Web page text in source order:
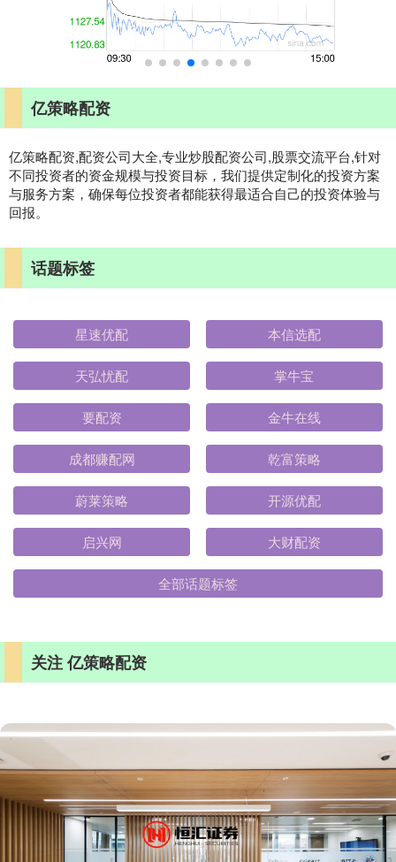
亿策略配资
亿策略配资,配资公司大全,专业炒股配资公司,股票交流平台,针对
不同投资者的资金规模与投资目标，我们提供定制化的投资方案
与服务方案，确保每位投资者都能获得最适合自己的投资体验与
回报。
话题标签
星速优配 本信选配
天弘忧配 掌牛宝
要配资 金牛在线
成都赚配网 乾富策略
蔚莱策略 开源优配
启兴网 大财配资
全部话题标签
关注 亿策略配资